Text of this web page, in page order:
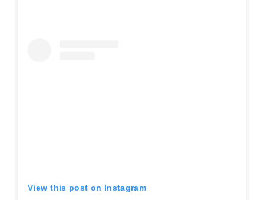
View this post on Instagram